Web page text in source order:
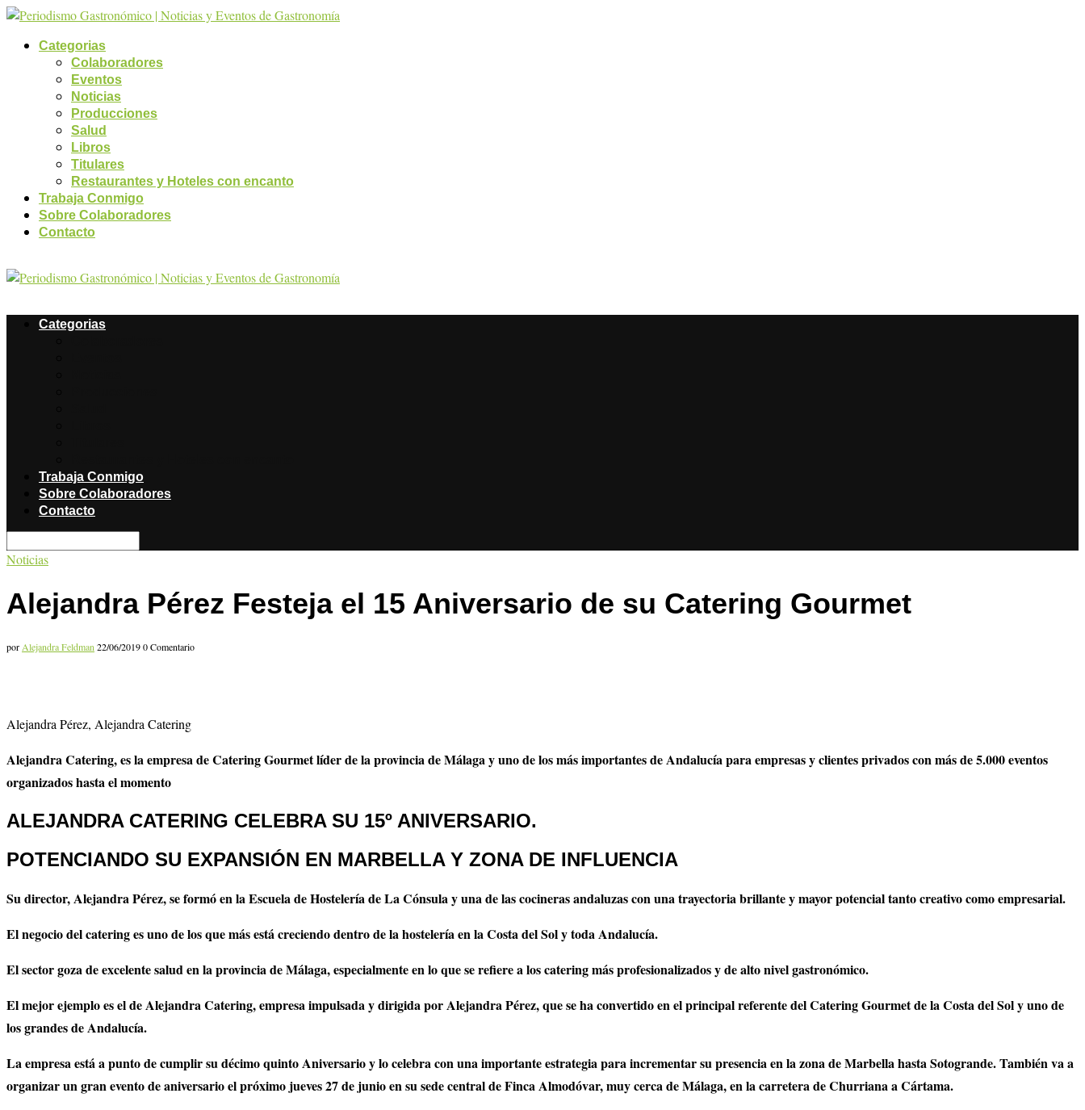
Categorias
Colaboradores
Eventos
Noticias
Producciones
Salud
Libros
Titulares
Restaurantes y Hoteles con encanto
Trabaja Conmigo
Sobre Colaboradores
Contacto
Categorias
Trabaja Conmigo
Sobre Colaboradores
Contacto
Noticias
Alejandra Pérez Festeja el 15 Aniversario de su Catering Gourmet
porAlejandra Feldman22/06/20190 Comentario
Alejandra Pérez, Alejandra Catering
Alejandra Catering, es la empresa de Catering Gourmet líder de la provincia de Málaga y uno de los más importantes de Andalucía para empresas y clientes privados con más de 5.000 eventos
organizados hasta el momento
ALEJANDRA CATERING CELEBRA SU 15º ANIVERSARIO.
POTENCIANDO SU EXPANSIÓN EN MARBELLAY ZONA DE INFLUENCIA
Su director, Alejandra Pérez, se formó en la Escuela de Hostelería de La Cónsula y una de las cocineras andaluzas con una trayectoria brillante y mayor potencial tanto creativo como empresarial.
El negocio del catering es uno de los que más está creciendo dentro de la hostelería en la Costa del Sol y toda Andalucía.
El sector goza de excelente salud en la provincia de Málaga, especialmente en lo que se refiere a los catering más profesionalizados y de alto nivel gastronómico.
El mejor ejemplo es el de Alejandra Catering, empresa impulsada y dirigida por Alejandra Pérez, que se ha convertido en el principal referente del Catering Gourmet de la Costa del Sol y uno de
los grandes de Andalucía.
La empresa está a punto de cumplir su décimo quinto Aniversario y lo celebra con una importante estrategia para incrementar su presencia en la zona de Marbella hasta Sotogrande. También va a
organizar un gran evento de aniversario el próximo jueves 27 de junio en su sede central de Finca Almodóvar, muy cerca de Málaga, en la carretera de Churriana a Cártama.